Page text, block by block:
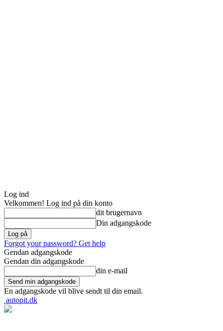
Log ind
Velkommen! Log ind på din konto
dit brugernavn
Din adgangskode
Forgot your password? Get help
Gendan adgangskode
Gendan din adgangskode
din e-mail
En adgangskode vil blive sendt til din email.
autopit.dk